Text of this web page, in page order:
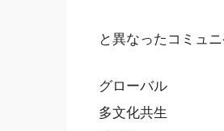
と異なったコミュ
グローバル
多文化共生